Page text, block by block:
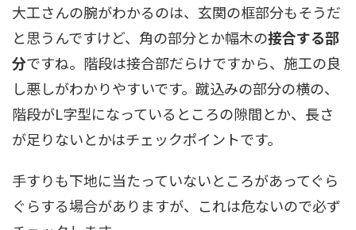
大工さんの腕がわかるのは、玄関の框部分もそうだ
と思うんですけど、角の部分とか幅木の接合する部
分ですね。階段は接合部だらけですから、施工の良
し悪しがわかりやすいです。蹴込みの部分の横の、
階段がL字型になっているところの隙間とか、長さ
が足りないとかはチェックポイントです。
手すりも下地に当たっていないところがあってぐら
ぐらする場合がありますが、これは危ないので必ず